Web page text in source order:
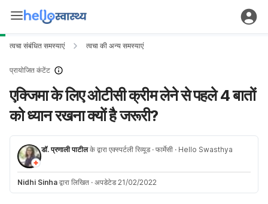
त्वचा संबंधित समस्याएं त्वचा की अन्य समस्याएं
प्रायोजित कंटेंट
एक्जिमा के लिए ओटीसी क्रीम लेने से पहले 4 बातों
को ध्यान रखना क्यों है जरूरी?
डॉ. प्रणाली पाटीलके द्वारा एक्स्पर्टली रिव्यूड · फार्मेसी · Hello Swasthya
Nidhi Sinha द्वारा लिखित · अपडेटेड 21/02/2022